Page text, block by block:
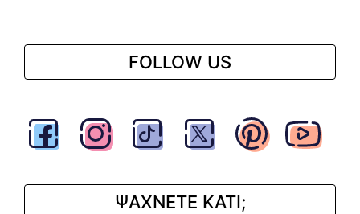
FOLLOW US
ΨΑΧΝΕΤΕ ΚΑΤΙ;